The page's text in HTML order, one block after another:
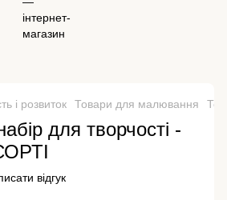
і розвиток Товари для малювання
для творчості -
відгук